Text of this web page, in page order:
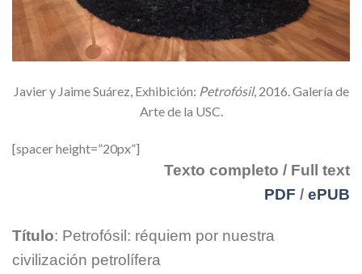
Javier y Jaime Suárez, Exhibición: Petrofósil, 2016. Galería de
Arte de la USC.
[spacer height=”20px”]
Texto completo / Full text
PDF / ePUB
Título: Petrofósil: réquiem por nuestra
civilización petrolífera